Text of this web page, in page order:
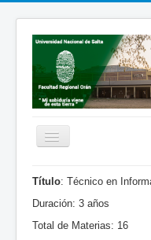
Cambiar
navegación
Inicio
Institucional
Carreras
Título: Técnico en
Duración: 3 años
Total de Materias: 16